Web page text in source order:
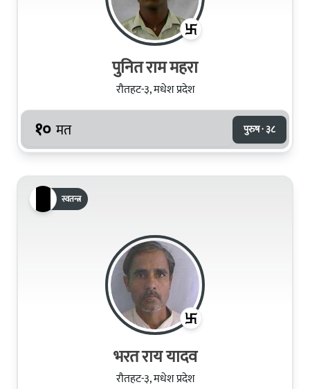
पुनित राम महरा
रौतहट-३, मधेश प्रदेश
१० मत पुरुष · ३८
स्वतन्त्र
भरत राय यादव
रौतहट-३, मधेश प्रदेश